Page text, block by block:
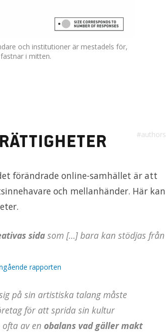
och institutioner är mestadels för,
i mitten.
#authors
rättigheter
förändrade online-samhället är att
och mellanhänder. Här kan
sida som […] bara kan stödjas från
rapporten
på sin artistiska talang måste
för att sprida sin kultur
av en obalans vad gäller makt